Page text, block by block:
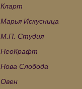
Кларт
Марья Искусница
М.П. Студия
НеоКрафт
Нова Слобода
Овен